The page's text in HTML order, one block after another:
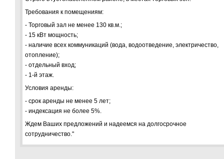
Требования к помещениям:
- Торговый зал не менее 130 кв.м.;
- 15 кВт мощность;
- наличие всех коммуникаций (вода, водоотведение, электричество,
отопление);
- отдельный вход;
- 1-й этаж.
Условия аренды:
- срок аренды не менее 5 лет;
- индексация не более 5%.
Ждем Ваших предложений и надеемся на долгосрочное
сотрудничество."